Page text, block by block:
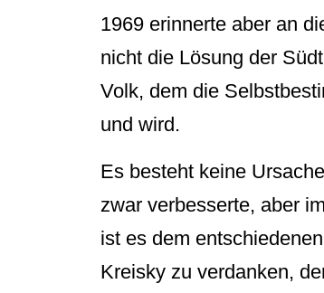
1969 erinnerte aber an
nicht die Lösung der
Volk, dem die
und wird.
Es besteht keine
zwar verbesserte, aber
ist es dem
Kreisky zu verdanken,